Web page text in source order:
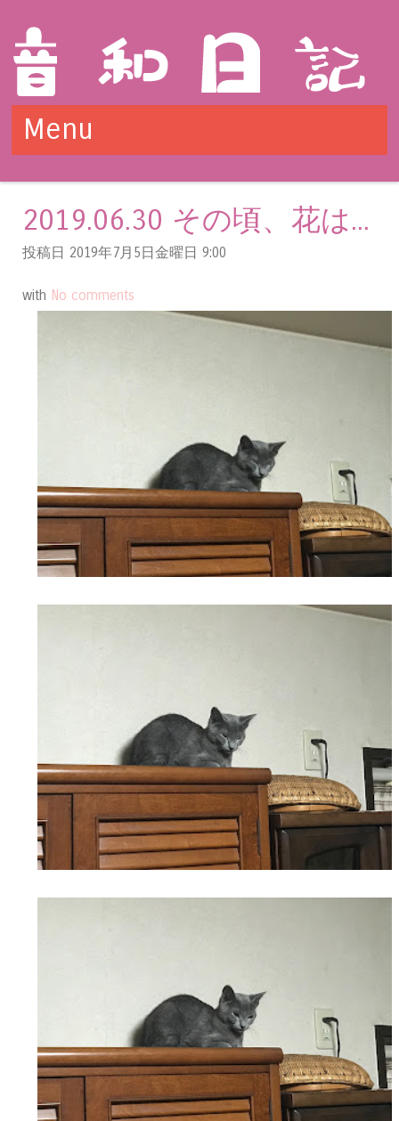
Menu
✍️サイト・広告・動画制作からライティング〜SNS運用代
行まで、ご依頼・ご相談などは
2019.06.30 その頃、花は...
投稿日 2019年7月5日金曜日 9:00
with No comments